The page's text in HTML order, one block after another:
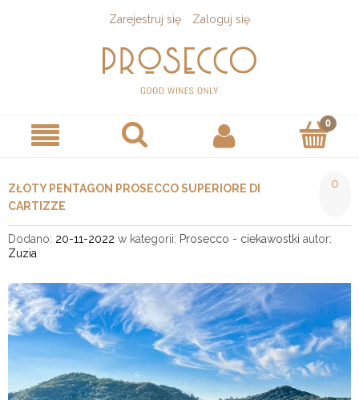
Zarejestruj się Zaloguj się
ZŁOTY PENTAGON PROSECCO SUPERIORE DI
CARTIZZE
0
Dodano: 20-11-2022 w kategorii: Prosecco - ciekawostki autor:
Zuzia